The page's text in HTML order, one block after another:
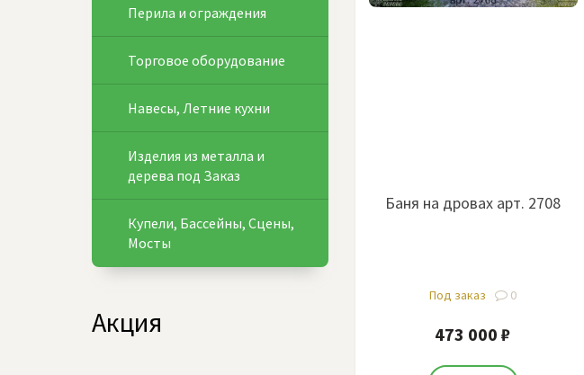
Баня на дровах арт. 2708
Под заказ 0
473 000 ₽
Перила и ограждения
Торговое оборудование
Навесы, Летние кухни
Изделия из металла и
дерева под Заказ
Купели, Бассейны, Сцены,
Мосты
Акция